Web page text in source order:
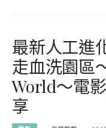
最新人工進
走血洗園區
World～電
享